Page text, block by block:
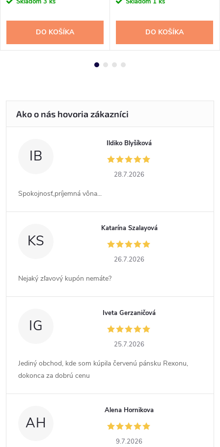
DO KOŠÍKA DO KOŠÍKA
IB
Ildiko Blyšíková
28.7.2026
Spokojnosť,príjemná vôna...
KS
Katarína Szalayová
26.7.2026
Nejaký zľavový kupón nemáte?
IG
Iveta Gerzaničová
25.7.2026
Jediný obchod, kde som kúpila červenú pánsku Rexonu,
dokonca za dobrú cenu
AH
Alena Hornikova
9.7.2026